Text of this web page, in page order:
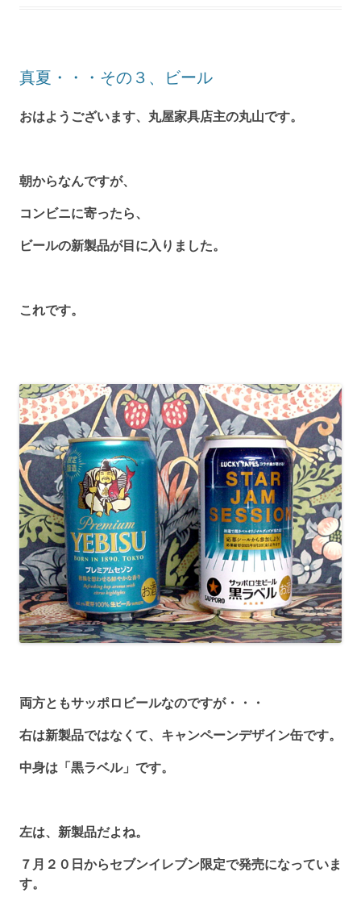
真夏・・・その３、ビール
おはようございます、丸屋家具店主の丸山です。
朝からなんですが、
コンビニに寄ったら、
ビールの新製品が目に入りました。
これです。
両方ともサッポロビールなのですが・・・
右は新製品ではなくて、キャンペーンデザイン缶です。
中身は「黒ラベル」です。
左は、新製品だよね。
７月２０日からセブンイレブン限定で発売になっていま
す。